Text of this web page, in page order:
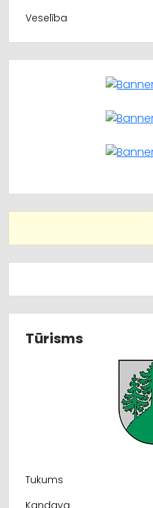
Veselība
Tūrisms
Tukums
Kandava